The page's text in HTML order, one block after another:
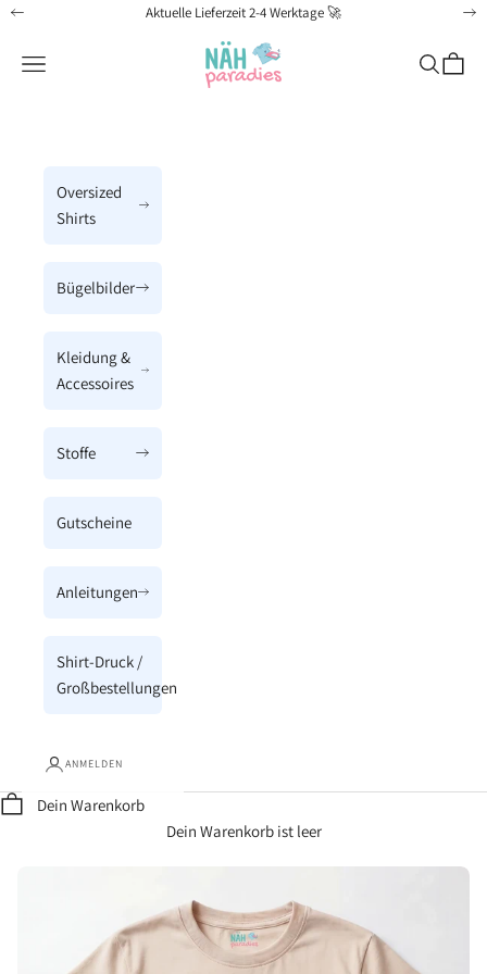
Zum Inhalt springen
Zurück Aktuelle Lieferzeit 2-4 Werktage 🚀 Vor
Näh-Paradies
Menü Suchen
Oversized
Shirts
Bügelbilder
Kleidung &
Accessoires
Stoffe
Gutscheine
Anleitungen
Shirt-Druck /
Großbestellungen
ANMELDEN
Dein Warenkorb
Dein Warenkorb ist leer